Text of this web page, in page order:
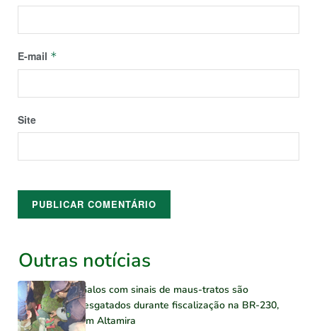
E-mail *
Site
Outras notícias
Galos com sinais de maus-tratos são
resgatados durante fiscalização na BR-230,
em Altamira